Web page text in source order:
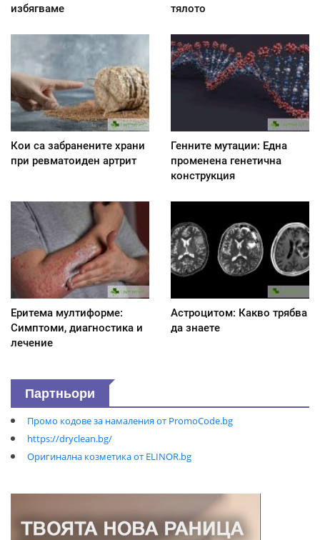
избягваме
тялото
Кои са забранените храни
при ревматоиден артрит
Генните мутации: Една
променена генетична
конструкция
Еритема мултиформе:
Симптоми, диагностика и
лечение
Астроцитом: Какво трябва
да знаете
Партньори
Промо кодове за намаления от PromoCode.bg
https://dryclean.bg/
Оригинална козметика от ELINOR.bg